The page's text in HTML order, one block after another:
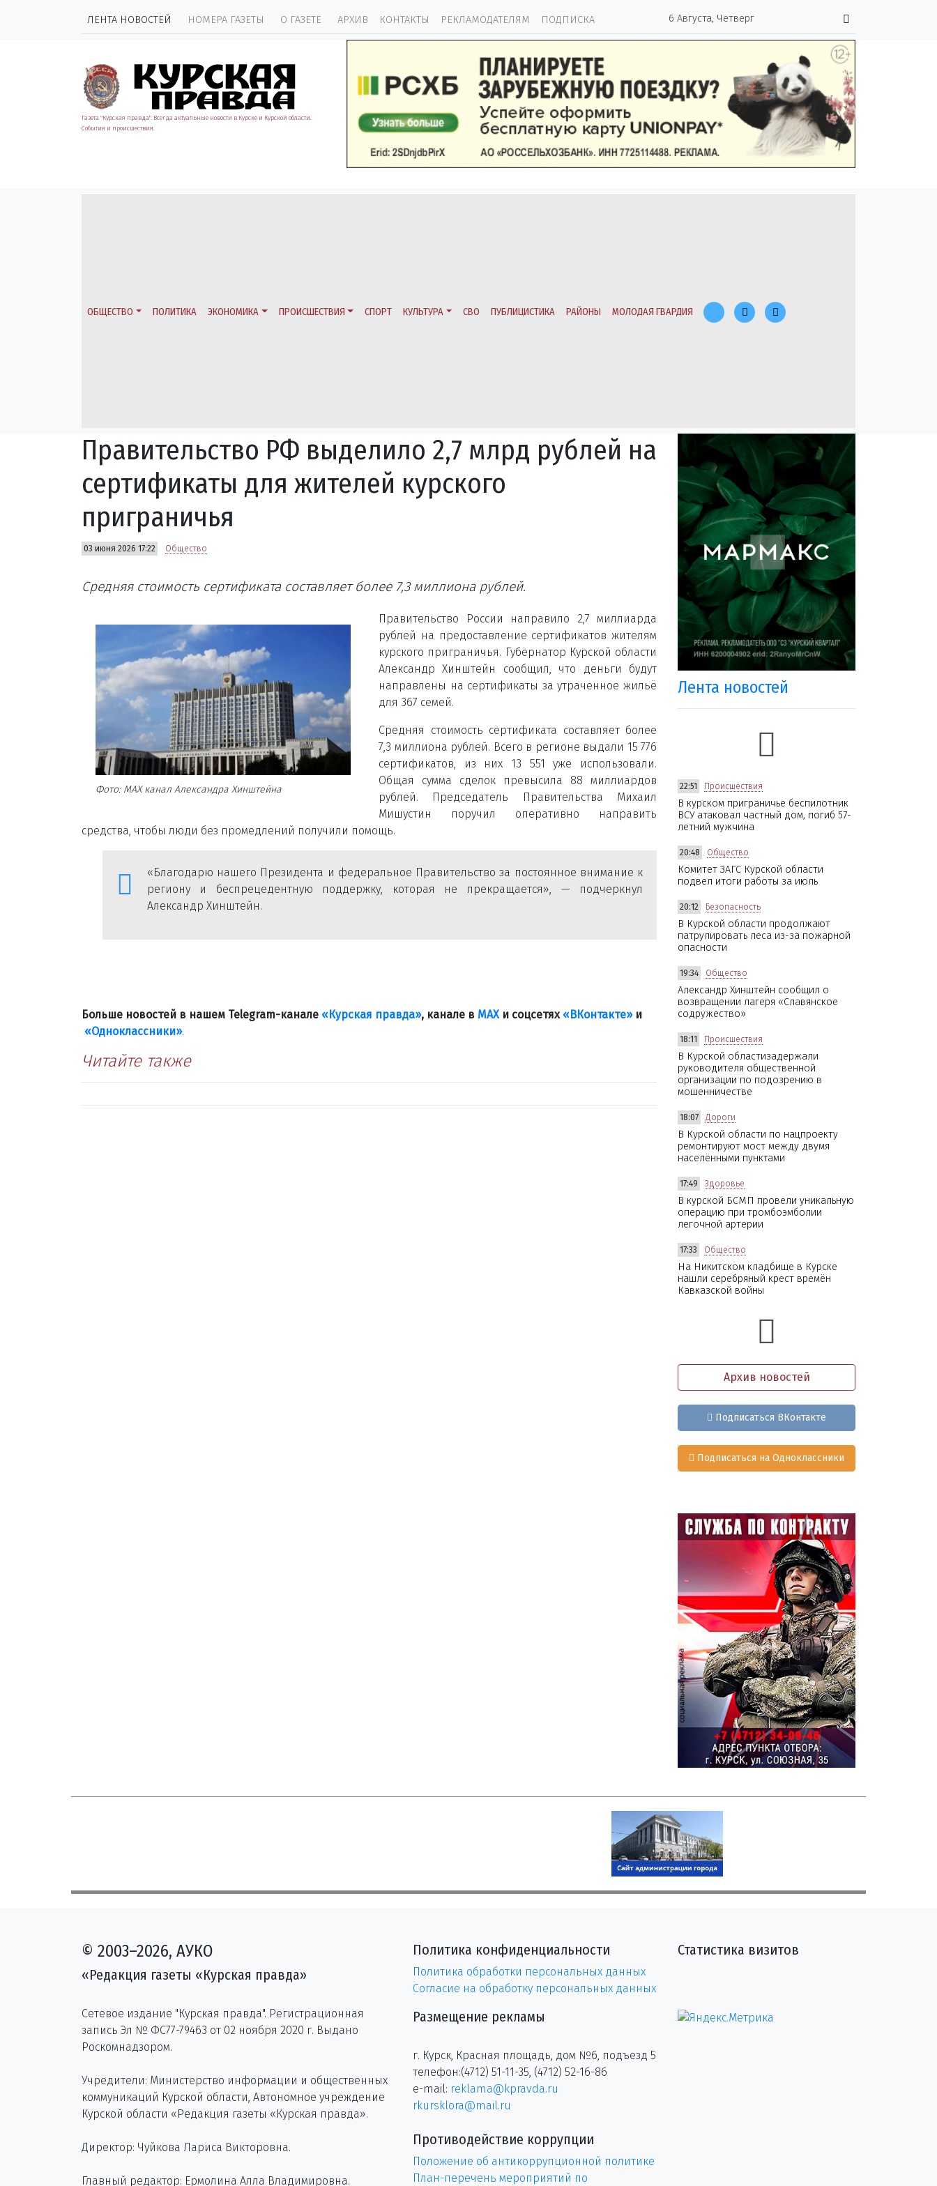
ЛЕНТА НОВОСТЕЙ НОМЕРА ГАЗЕТЫ О ГАЗЕТЕ АРХИВ КОНТАКТЫ РЕКЛАМОДАТЕЛЯМ ПОДПИСКА 6 Августа, Четверг
Газета "Курская правда". Всегда актуальные новости в Курске и Курской области.
События и происшествия.
ОБЩЕСТВО ПОЛИТИКА ЭКОНОМИКА ПРОИСШЕСТВИЯ СПОРТ КУЛЬТУРА СВО ПУБЛИЦИСТИКА РАЙОНЫ МОЛОДАЯ ГВАРДИЯ
Правительство РФ выделило 2,7 млрд рублей на
сертификаты для жителей курского
приграничья
03 июня 2026 17:22 Общество
Средняя стоимость сертификата составляет более 7,3 миллиона рублей.
Фото: МАХ канал Александра Хинштейна
Правительство России направило 2,7 миллиарда
рублей на предоставление сертификатов жителям
курского приграничья. Губернатор Курской области
Александр Хинштейн сообщил, что деньги будут
направлены на сертификаты за утраченное жильё
для 367 семей.
Средняя стоимость сертификата составляет более
7,3 миллиона рублей. Всего в регионе выдали 15 776
сертификатов, из них 13 551 уже использовали.
Общая сумма сделок превысила 88 миллиардов
рублей. Председатель Правительства Михаил
Мишустин поручил оперативно направить
средства, чтобы люди без промедлений получили помощь.
«Благодарю нашего Президента и федеральное Правительство за постоянное внимание к
региону и беспрецедентную поддержку, которая не прекращается», — подчеркнул
Александр Хинштейн.
Больше новостей в нашем Telegram-канале «Курская правда», канале в МАХ и соцсетях «ВКонтакте»и
«Одноклассники».
Читайте также
Лента новостей
22:51 Происшествия
В курском приграничье беспилотник
ВСУ атаковал частный дом, погиб 57-
летний мужчина
20:48 Общество
Комитет ЗАГС Курской области
подвел итоги работы за июль
20:12 Безопасность
В Курской области продолжают
патрулировать леса из-за пожарной
опасности
19:34 Общество
Александр Хинштейн сообщил о
возвращении лагеря «Славянское
содружество»
18:11 Происшествия
В Курской областизадержали
руководителя общественной
организации по подозрению в
мошенничестве
18:07 Дороги
В Курской области по нацпроекту
ремонтируют мост между двумя
населёнными пунктами
17:49 Здоровье
В курской БСМП провели уникальную
операцию при тромбоэмболии
легочной артерии
17:33 Общество
На Никитском кладбище в Курске
нашли серебряный крест времён
Кавказской войны
Архив новостей
Подписаться ВКонтакте
Подписаться на Одноклассники
© 2003–2026, АУКО
«Редакция газеты «Курская правда»
Сетевое издание "Курская правда". Регистрационная
запись Эл № ФС77-79463 от 02 ноября 2020 г. Выдано
Роскомнадзором.
Учредители: Министерство информации и общественных
коммуникаций Курской области, Автономное учреждение
Курской области «Редакция газеты «Курская правда».
Директор: Чуйкова Лариса Викторовна.
Главный редактор: Ермолина Алла Владимировна.
Политика конфиденциальности
Политика обработки персональных данных
Согласие на обработку персональных данных
Размещение рекламы
г. Курск, Красная площадь, дом №6, подъезд 5
телефон:(4712) 51-11-35, (4712) 52-16-86
e-mail: reklama@kpravda.ru
rkursklora@mail.ru
Противодействие коррупции
Положение об антикоррупционной политике
План-перечень мероприятий по
Статистика визитов